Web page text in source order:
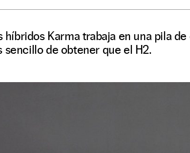
Karma trabaja en una pila
de obtener que el H2.